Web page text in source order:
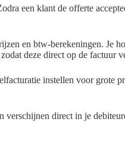
een klant de offerte
en btw-berekeningen. Je
deze direct op de factuur
instellen voor grote
direct in je